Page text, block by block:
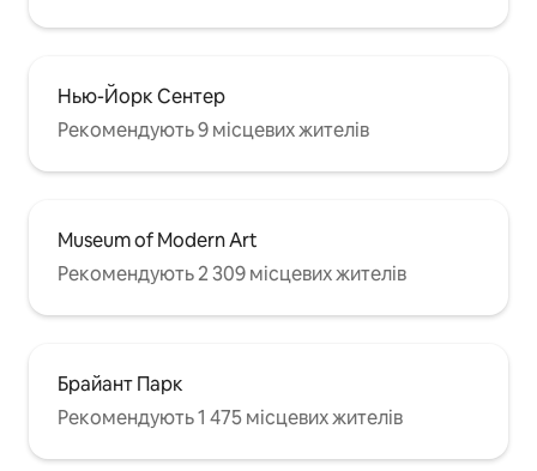
Нью-Йорк Сентер
Рекомендують 9 місцевих жителів
Museum of Modern Art
Рекомендують 2 309 місцевих жителів
Брайант Парк
Рекомендують 1 475 місцевих жителів